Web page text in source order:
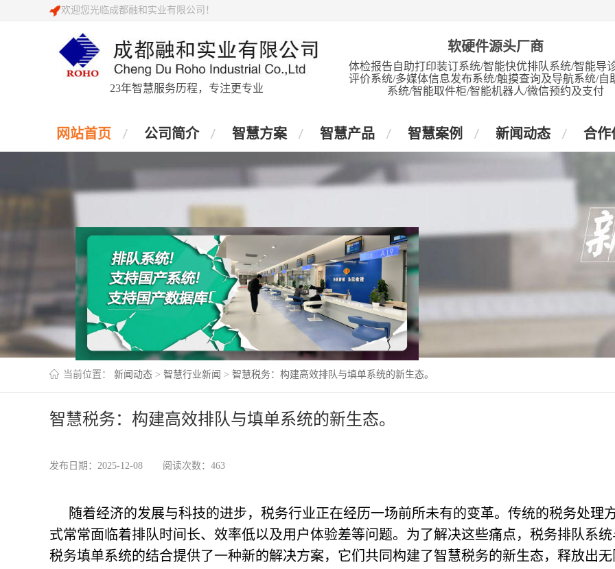
欢迎您光临成都融和实业有限公司！
23年智慧服务历程，专注更专业
软硬件源头厂商
体检报告自助打印装订系统/智能快优排队系统/智能导
评价系统/多媒体信息发布系统/触摸查询及导航系统/自
系统/智能取件柜/智能机器人/微信预约及支付
网站首页 公司简介 智慧方案 智慧产品 智慧案例 新闻动态 合作
当前位置： 新闻动态 > 智慧行业新闻 > 智慧税务：构建高效排队与填单系统的新生态。
智慧税务：构建高效排队与填单系统的新生态。
发布日期：2025-12-08 阅读次数：463
随着经济的发展与科技的进步，税务行业正在经历一场前所未有的变革。传统的税务处理
式常常面临着排队时间长、效率低以及用户体验差等问题。为了解决这些痛点，税务排队系统
税务填单系统的结合提供了一种新的解决方案，它们共同构建了智慧税务的新生态，释放出无